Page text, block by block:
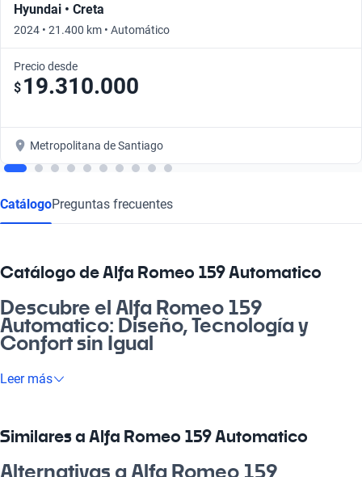
Hyundai • Creta
2024 • 21.400 km • Automático
Precio desde
$ 19.310.000
Metropolitana de Santiago
CatálogoPreguntas frecuentes
Catálogo de Alfa Romeo 159 Automatico
Descubre el Alfa Romeo 159
Automatico: Diseño, Tecnología y
Confort sin Igual
¿Cachai la emoción de manejar un auto que combina elegancia
estilo de vida, ya sea para ir al trabajo, disfrutar de un paseo
familiar o salir de carrete. Con un diseño que deslumbra y
tecnología de punta, este auto es ideal para la carretera chilena.
Leer más
Similares a Alfa Romeo 159 Automatico
Alternativas a Alfa Romeo 159